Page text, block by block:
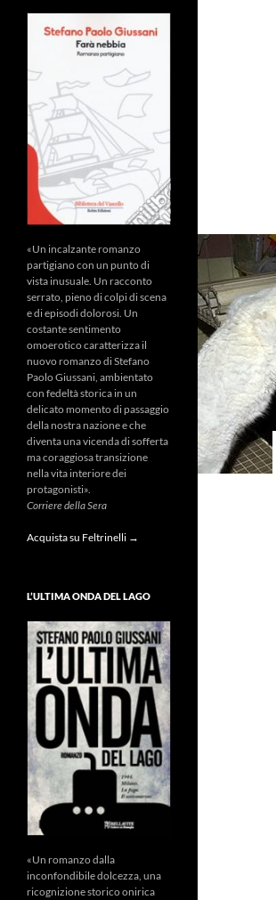
«Un incalzante romanzo
partigiano con un punto di
vista inusuale. Un racconto
serrato, pieno di colpi di scena
e di episodi dolorosi. Un
costante sentimento
omoerotico caratterizza il
nuovo romanzo di Stefano
Paolo Giussani, ambientato
con fedeltà storica in un
delicato momento di passaggio
della nostra nazione e che
diventa una vicenda di sofferta
ma coraggiosa transizione
nella vita interiore dei
protagonisti».
Corriere della Sera
Acquista su Feltrinelli →
L’ULTIMA ONDA DEL LAGO
«Un romanzo dalla
inconfondibile dolcezza, una
ricognizione storico onirica